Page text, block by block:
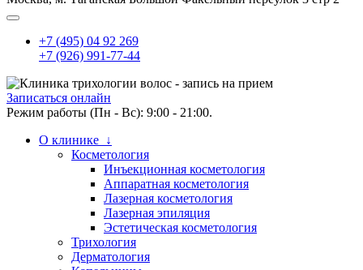
+7 (495) 04 92 269
+7 (926) 991-77-44
Записаться онлайн
Режим работы (Пн - Вс): 9:00 - 21:00.
О клинике ↓
Косметология
Инъекционная косметология
Аппаратная косметология
Лазерная косметология
Лазерная эпиляция
Эстетическая косметология
Трихология
Дерматология